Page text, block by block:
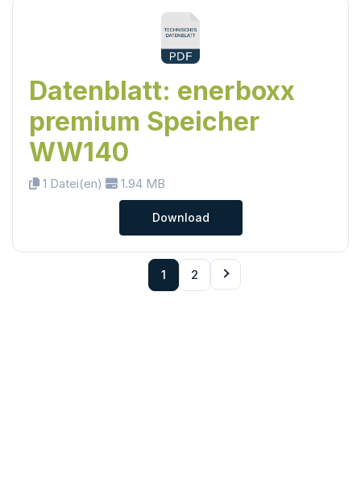
Datenblatt: enerboxx
premium Speicher
WW140
1 Datei(en) 1.94 MB
Download
1 2